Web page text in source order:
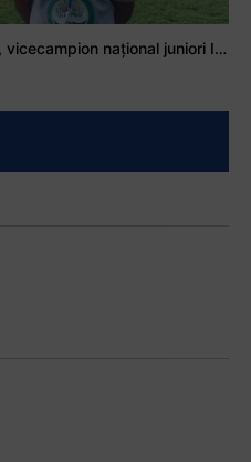
Mohamed Salhi, vicecampion național juniori I: Rugby-ul te învață să accepți și înfrângerile